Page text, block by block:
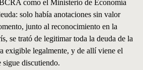
como el Ministerio de Economía
solo había anotaciones sin valor
junto al reconocimiento en la
se trató de legitimar toda la deuda de la
exigible legalmente, y de allí viene el
sigue discutiendo.